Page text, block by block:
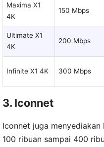
Maxima X1
4K
150 Mbps
Ultimate X1
4K
200 Mbps
Infinite X1 4K 300 Mbps
3. Iconnet
Iconnet juga
100 ribuan sampai 400